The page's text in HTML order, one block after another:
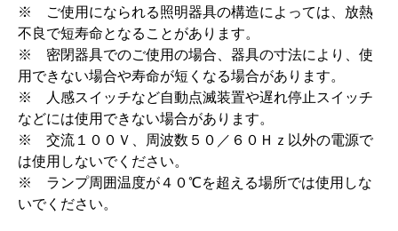
※ ご使用になられる照明器具の構造によっては、放熱
不良で短寿命となることがあります。
※ 密閉器具でのご使用の場合、器具の寸法により、使
用できない場合や寿命が短くなる場合があります。
※ 人感スイッチなど自動点滅装置や遅れ停止スイッチ
などには使用できない場合があります。
※ 交流１００Ｖ、周波数５０／６０Ｈｚ以外の電源で
は使用しないでください。
※ ランプ周囲温度が４０℃を超える場所では使用しな
いでください。